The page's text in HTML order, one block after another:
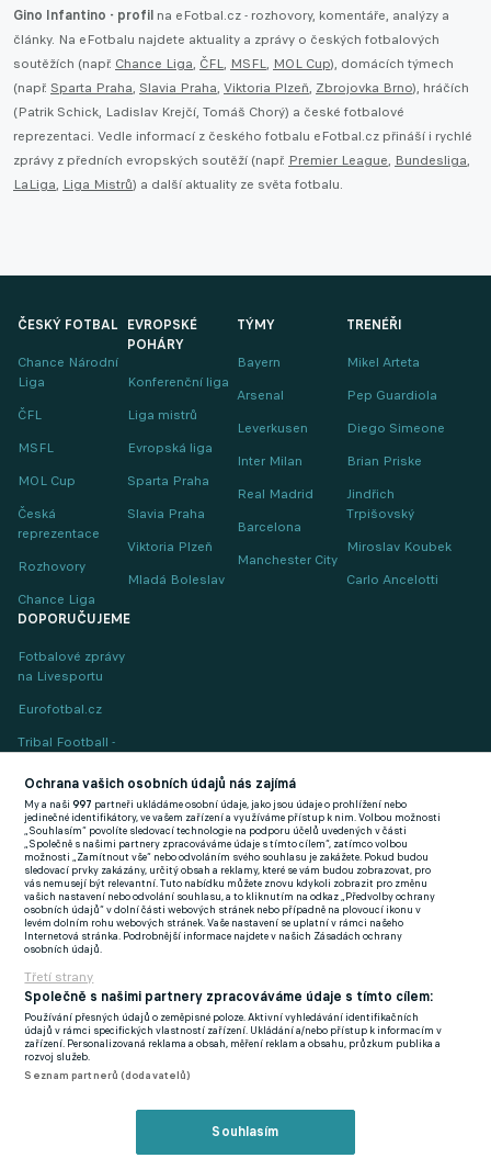
Gino Infantino - profil na eFotbal.cz - rozhovory, komentáře, analýzy a
články. Na eFotbalu najdete aktuality a zprávy o českých fotbalových
soutěžích (např. Chance Liga, ČFL, MSFL, MOL Cup), domácích týmech
(např. Sparta Praha, Slavia Praha, Viktoria Plzeň, Zbrojovka Brno), hráčích
(Patrik Schick, Ladislav Krejčí, Tomáš Chorý) a české fotbalové
reprezentaci. Vedle informací z českého fotbalu eFotbal.cz přináší i rychlé
zprávy z předních evropských soutěží (např. Premier League, Bundesliga,
LaLiga, Liga Mistrů) a další aktuality ze světa fotbalu.
ČESKÝ FOTBAL
Chance Národní
Liga
ČFL
MSFL
MOL Cup
Česká
reprezentace
Rozhovory
Chance Liga
EVROPSKÉ
POHÁRY
Konferenční liga
Liga mistrů
Evropská liga
Sparta Praha
Slavia Praha
Viktoria Plzeň
Mladá Boleslav
TÝMY
Bayern
Arsenal
Leverkusen
Inter Milan
Real Madrid
Barcelona
Manchester City
TRENÉŘI
Mikel Arteta
Pep Guardiola
Diego Simeone
Brian Priske
Jindřich
Trpišovský
Miroslav Koubek
Carlo Ancelotti
DOPORUČUJEME
Fotbalové zprávy
na Livesportu
Eurofotbal.cz
Tribal Football -
(EN)
FlashFutbal (SK)
Tenisportal.cz
Tenisové zprávy
na Livesportu
Podmínky užití
Zásady ochrany osobních údajů
GDPR a žurnalistika
Ochrana vašich osobních údajů nás zajímá
My a naši997 partneři ukládáme osobní údaje, jako jsou údaje o prohlížení nebo
jedinečné identifikátory, ve vašem zařízení a využíváme přístup k nim. Volbou možnosti
„Souhlasím“ povolíte sledovací technologie na podporu účelů uvedených v části
„Společně s našimi partnery zpracováváme údaje s tímto cílem“, zatímco volbou
možnosti „Zamítnout vše“ nebo odvoláním svého souhlasu je zakážete. Pokud budou
sledovací prvky zakázány, určitý obsah a reklamy, které se vám budou zobrazovat, pro
vás nemusejí být relevantní. Tuto nabídku můžete znovu kdykoli zobrazit pro změnu
vašich nastavení nebo odvolání souhlasu, a to kliknutím na odkaz „Předvolby ochrany
osobních údajů“ v dolní části webových stránek nebo případně na plovoucí ikonu v
levém dolním rohu webových stránek. Vaše nastavení se uplatní v rámci našeho
Internetová stránka. Podrobnější informace najdete v našich Zásadách ochrany
osobních údajů.
Třetí strany
Společně s našimi partnery zpracováváme údaje s tímto cílem:
Používání přesných údajů o zeměpisné poloze. Aktivní vyhledávání identifikačních
údajů v rámci specifických vlastností zařízení. Ukládání a/nebo přístup k informacím v
zařízení. Personalizovaná reklama a obsah, měření reklam a obsahu, průzkum publika a
rozvoj služeb.
Seznam partnerů (dodavatelů)
Souhlasím